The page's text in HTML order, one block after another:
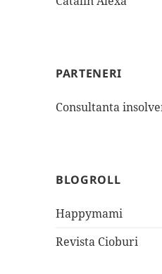
PARTENERI
Consultanta
BLOGROLL
Happymami
Revista Cioburi